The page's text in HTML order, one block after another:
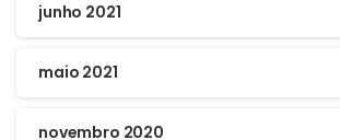
junho 2021
maio 2021
novembro 2020